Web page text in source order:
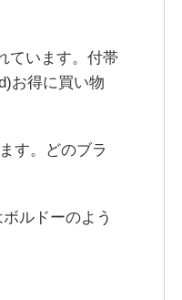
ています。付帯
お得に買い物
す。どのブラ
ルドーのよう